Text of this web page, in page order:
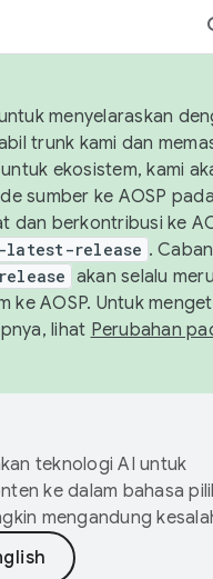
menyelaraskan
trunk kami dan
ekosistem, kami
sumber ke AOSP
dan berkontribusi ke
latest-release .
akan selalu
ke AOSP. Untuk
lihat Perubahan
teknologi AI untuk
ke dalam bahasa
mengandung